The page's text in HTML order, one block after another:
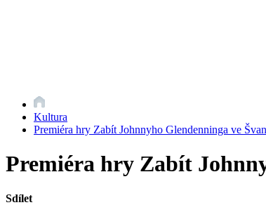
Kultura
Premiéra hry Zabít Johnnyho Glendenninga ve
Premiéra hry Zabít
Sdílet